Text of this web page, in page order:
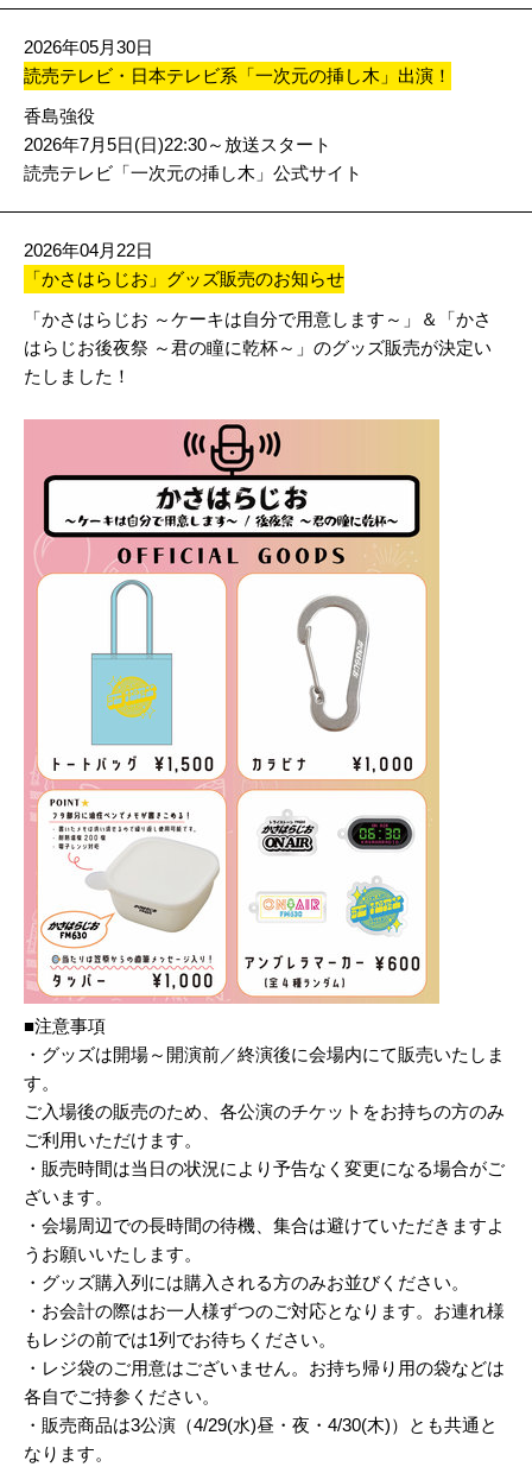
2026年05月30日
読売テレビ・日本テレビ系「一次元の挿し木」出演！
香島強役
2026年7月5日(日)22:30～放送スタート
読売テレビ「一次元の挿し木」公式サイト
2026年04月22日
「かさはらじお」グッズ販売のお知らせ
「かさはらじお ～ケーキは自分で用意します～」＆「かさ
はらじお後夜祭 ～君の瞳に乾杯～」のグッズ販売が決定い
たしました！
■注意事項
・グッズは開場～開演前／終演後に会場内にて販売いたしま
す。
ご入場後の販売のため、各公演のチケットをお持ちの方のみ
ご利用いただけます。
・販売時間は当日の状況により予告なく変更になる場合がご
ざいます。
・会場周辺での長時間の待機、集合は避けていただきますよ
うお願いいたします。
・グッズ購入列には購入される方のみお並びください。
・お会計の際はお一人様ずつのご対応となります。お連れ様
もレジの前では1列でお待ちください。
・レジ袋のご用意はございません。お持ち帰り用の袋などは
各自でご持参ください。
・販売商品は3公演（4/29(水)昼・夜・4/30(木)）とも共通と
なります。